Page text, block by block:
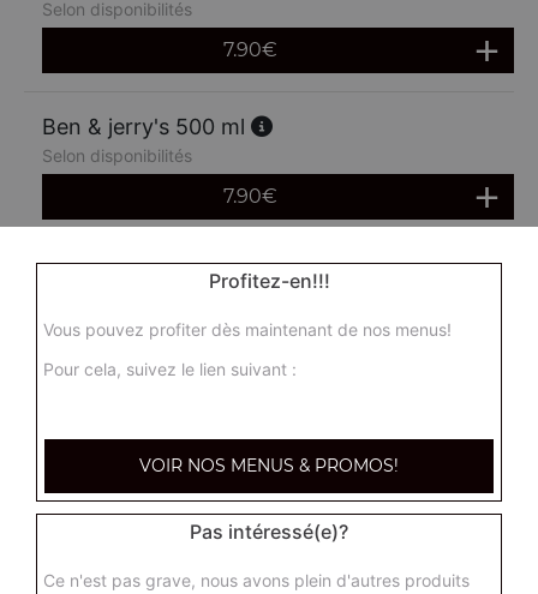
Selon disponibilités
7.90€
Ben & jerry's 500 ml
Selon disponibilités
7.90€
Profitez-en!!!
Vous pouvez profiter dès maintenant de nos menus!
Pour cela, suivez le lien suivant :
VOIR NOS MENUS & PROMOS!
Pas intéressé(e)?
Ce n'est pas grave, nous avons plein d'autres produits